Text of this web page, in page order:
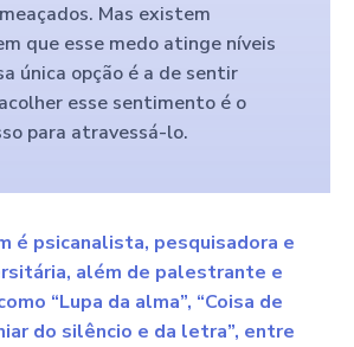
Mas existem
que esse medo atinge níveis
única opção é a de sentir
esse sentimento é o
para atravessá-lo.
é psicanalista, pesquisadora e
além de palestrante e
“Lupa da alma”, “Coisa de
do silêncio e da letra”, entre